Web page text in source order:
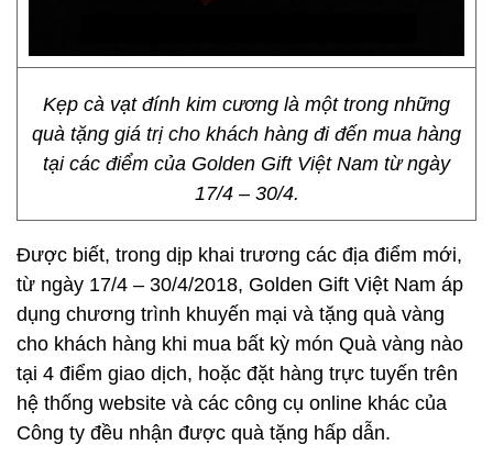
Kẹp cà vạt đính kim cương là một trong những
quà tặng giá trị cho khách hàng đi đến mua hàng
tại các điểm của Golden Gift Việt Nam từ ngày
17/4 – 30/4.
Được biết, trong dịp khai trương các địa điểm mới,
từ ngày 17/4 – 30/4/2018, Golden Gift Việt Nam áp
dụng chương trình khuyến mại và tặng quà vàng
cho khách hàng khi mua bất kỳ món Quà vàng nào
tại 4 điểm giao dịch, hoặc đặt hàng trực tuyến trên
hệ thống website và các công cụ online khác của
Công ty đều nhận được quà tặng hấp dẫn.